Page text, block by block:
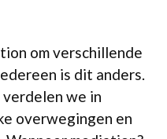
om verschillende
is dit anders.
we in
overwegingen en